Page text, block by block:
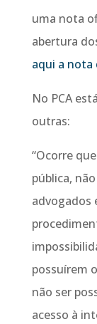
uma nota
abertura
aqui a nota
No PCA
outras:
“Ocorre
pública,
advogados
possuírem
não ser
acesso à